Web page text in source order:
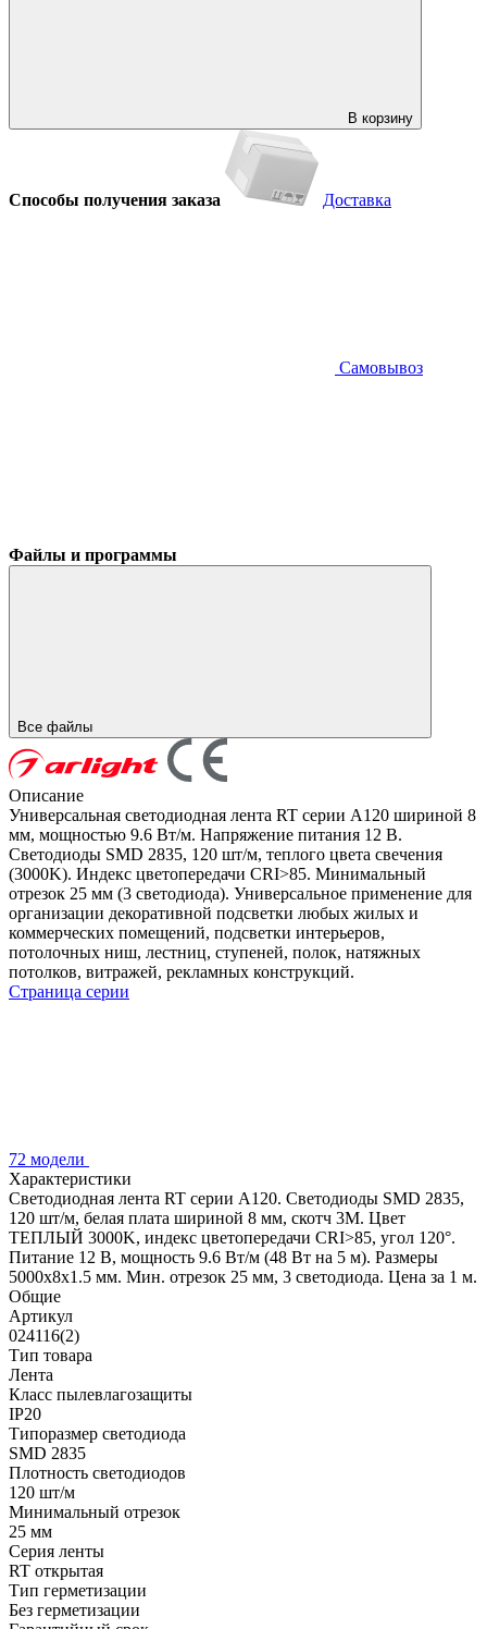
В корзину
Способы получения заказа Доставка
Самовывоз
Файлы и программы
Все файлы
Описание
Универсальная светодиодная лента RT серии A120 шириной 8
мм, мощностью 9.6 Вт/м. Напряжение питания 12 В.
Светодиоды SMD 2835, 120 шт/м, теплого цвета свечения
(3000K). Индекс цветопередачи CRI>85. Минимальный
отрезок 25 мм (3 светодиода). Универсальное применение для
организации декоративной подсветки любых жилых и
коммерческих помещений, подсветки интерьеров,
потолочных ниш, лестниц, ступеней, полок, натяжных
потолков, витражей, рекламных конструкций.
Страница серии
72 модели
Характеристики
Светодиодная лента RT серии A120. Светодиоды SMD 2835,
120 шт/м, белая плата шириной 8 мм, скотч 3M. Цвет
ТЕПЛЫЙ 3000K, индекс цветопередачи CRI>85, угол 120°.
Питание 12 В, мощность 9.6 Вт/м (48 Вт на 5 м). Размеры
5000x8x1.5 мм. Мин. отрезок 25 мм, 3 светодиода. Цена за 1 м.
Общие
Артикул
024116(2)
Тип товара
Лента
Класс пылевлагозащиты
IP20
Типоразмер светодиода
SMD 2835
Плотность светодиодов
120 шт/м
Минимальный отрезок
25 мм
Серия ленты
RT открытая
Тип герметизации
Без герметизации